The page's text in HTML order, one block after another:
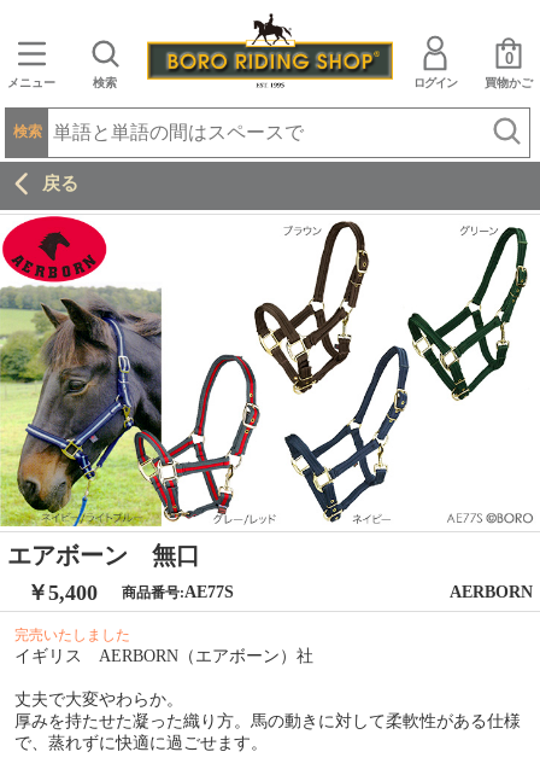
メニュー 検索 ログイン 買物かご
0
検索
戻る
エアボーン 無口
￥5,400 商品番号:AE77S AERBORN
完売いたしました
イギリス AERBORN（エアボーン）社
丈夫で大変やわらか。
厚みを持たせた凝った織り方。馬の動きに対して柔軟性がある仕様
で、蒸れずに快適に過ごせます。